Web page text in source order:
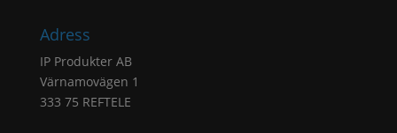
Adress
IP Produkter AB
Värnamovägen 1
333 75 REFTELE